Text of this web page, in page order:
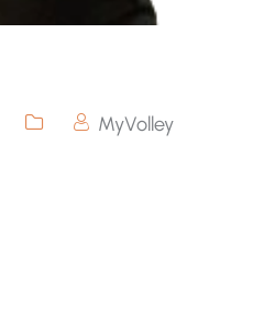
MyVolley